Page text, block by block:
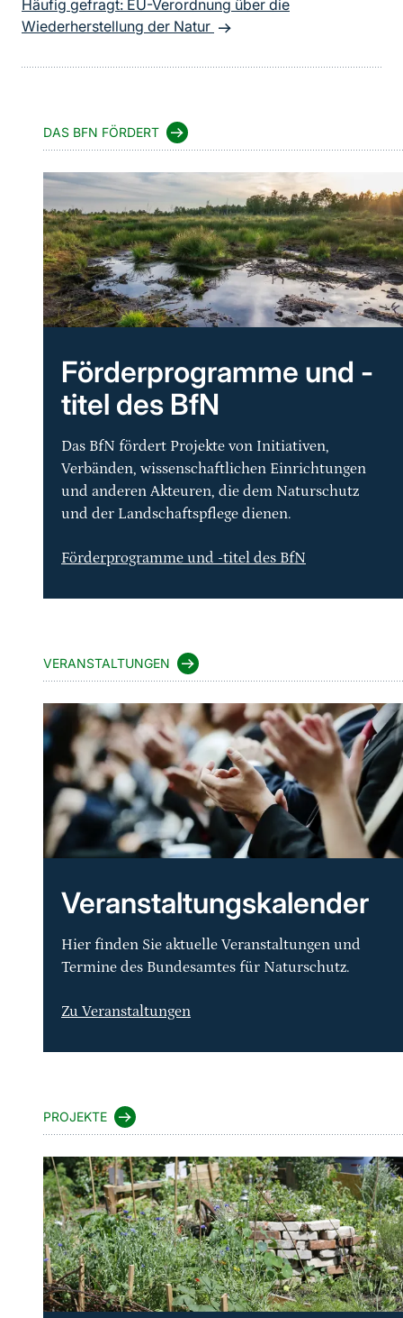
Häufig gefragt: EU-Verordnung über die
Wiederherstellung der Natur
DAS BFN FÖRDERT
Förderprogramme und -
titel des BfN
Das BfN fördert Projekte von Initiativen,
Verbänden, wissenschaftlichen Einrichtungen
und anderen Akteuren, die dem Naturschutz
und der Landschaftspflege dienen.
Förderprogramme und -titel des BfN
VERANSTALTUNGEN
Veranstaltungskalender
Hier finden Sie aktuelle Veranstaltungen und
Termine des Bundesamtes für Naturschutz.
Zu Veranstaltungen
PROJEKTE